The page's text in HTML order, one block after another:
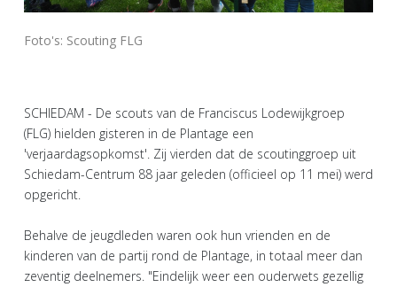
Foto's: Scouting FLG
SCHIEDAM - De scouts van de Franciscus Lodewijkgroep
(FLG) hielden gisteren in de Plantage een
'verjaardagsopkomst'. Zij vierden dat de scoutinggroep uit
Schiedam-Centrum 88 jaar geleden (officieel op 11 mei) werd
opgericht.
Behalve de jeugdleden waren ook hun vrienden en de
kinderen van de partij rond de Plantage, in totaal meer dan
zeventig deelnemers. "Eindelijk weer een ouderwets gezellig